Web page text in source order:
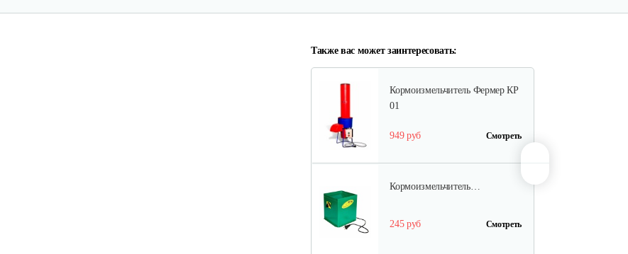
Также вас может заинтересовать:
Кормоизмельчитель Фермер КР
01
949 руб Смотреть
Кормоизмельчитель…
245 руб Смотреть